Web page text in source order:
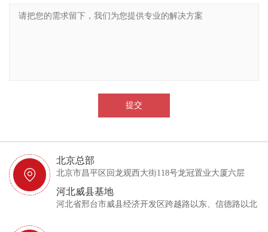
北京总部
北京市昌平区回龙观西大街118号龙冠置业大厦六层
河北威县基地
河北省邢台市威县经济开发区跨越路以东、信德路以北